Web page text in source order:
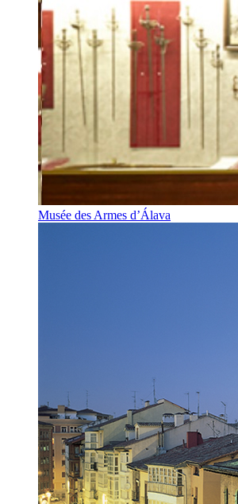
Musée des Armes d’Álava